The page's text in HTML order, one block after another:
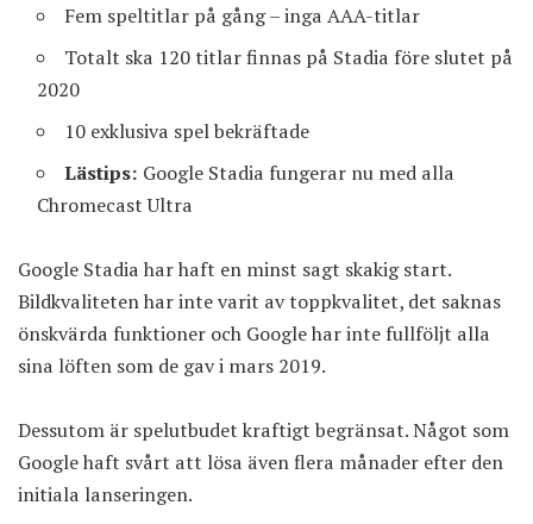
Fem speltitlar på gång – inga AAA-titlar
Totalt ska 120 titlar finnas på Stadia före slutet på
2020
10 exklusiva spel bekräftade
Lästips: Google Stadia fungerar nu med alla
Chromecast Ultra
Google Stadia har haft en minst sagt skakig start.
Bildkvaliteten har inte varit av toppkvalitet, det saknas
önskvärda funktioner och Google har inte fullföljt alla
sina löften som de gav i mars 2019.
Dessutom är spelutbudet kraftigt begränsat. Något som
Google haft svårt att lösa även flera månader efter den
initiala lanseringen.